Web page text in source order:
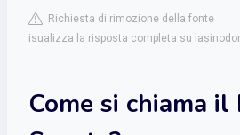
Richiesta di rimozione della fonte
isualizza la risposta completa su
Come si chiama il